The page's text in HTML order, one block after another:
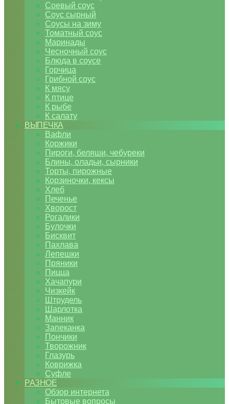
Соевый соус
Соус сырный
Соусы на зиму
Томатный соус
Маринады
Чесночный соус
Блюда в соусе
Горчица
Грибной соус
К мясу
К птице
К рыбе
К салату
ВЫПЕЧКА
Вафли
Коржики
Пироги, беляши, чебуреки
Блины, оладьи, сырники
Торты, пирожные
Корзиночки, кексы
Хлеб
Печенье
Хворост
Рогалики
Булочки
Бисквит
Пахлава
Лепешки
Пряники
Пицца
Хачапури
Чизкейк
Штрудель
Шарлотка
Манник
Запеканка
Пончики
Творожник
Глазурь
Коврижка
Суфле
РАЗНОЕ
Обзор интернета
Бытовые вопросы